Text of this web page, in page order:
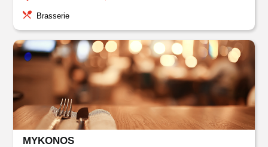
Brasserie
MYKONOS